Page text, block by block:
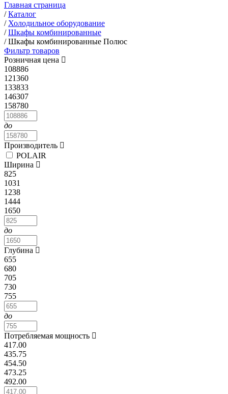
Главная страница
/Каталог
/ Холодильное оборудование
/Шкафы комбинированные
/Шкафы комбинированные Полюс
Фильтр товаров
Розничная цена
108886
121360
133833
146307
158780
до
Производитель
POLAIR
Ширина
825
1031
1238
1444
1650
до
Глубина
655
680
705
730
755
до
Потребляемая мощность
417.00
435.75
454.50
473.25
492.00